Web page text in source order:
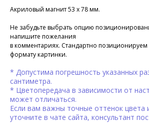
Акриловый магнит 53 х 78 мм.
Не забудьте выбрать опцию
напишите пожелания
в комментариях. Стандартно позиционируем
формату картинки.
* Допустима погрешность указанных
сантиметра.
* Цветопередача в зависимости от
может отличаться.
Если вам важны точные оттенок цвета
уточните в чате сайта, консультант